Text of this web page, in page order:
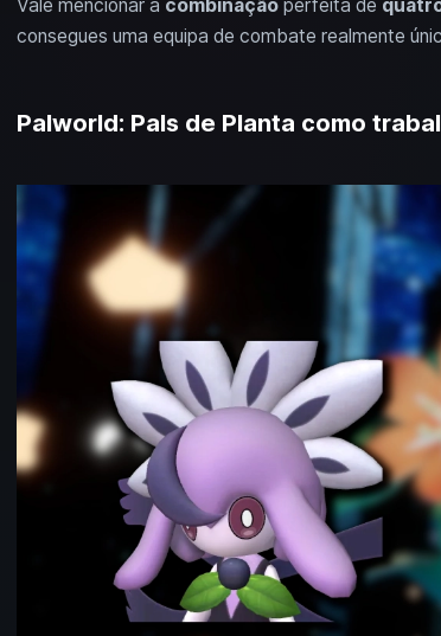
Vale mencionar a combinaçãoperfeita de
consegues uma equipa de combate realmente
Palworld: Pals de Planta como